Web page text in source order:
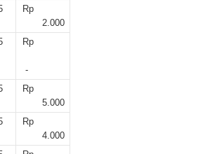
Rp
2.000
Rp
-
Rp
5.000
Rp
4.000